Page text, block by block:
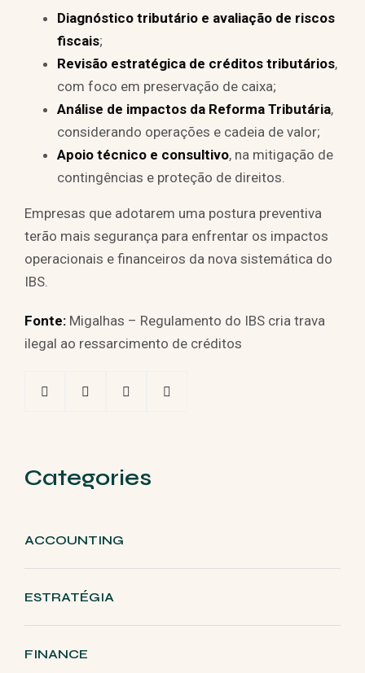
Diagnóstico tributário e avaliação de riscos
fiscais;
Revisão estratégica de créditos tributários,
com foco em preservação de caixa;
Análise de impactos da Reforma Tributária,
considerando operações e cadeia de valor;
Apoio técnico e consultivo, na mitigação de
contingências e proteção de direitos.
Empresas que adotarem uma postura preventiva
terão mais segurança para enfrentar os impactos
operacionais e financeiros da nova sistemática do
IBS.
Fonte: Migalhas – Regulamento do IBS cria trava
ilegal ao ressarcimento de créditos
Categories
ACCOUNTING
ESTRATÉGIA
FINANCE